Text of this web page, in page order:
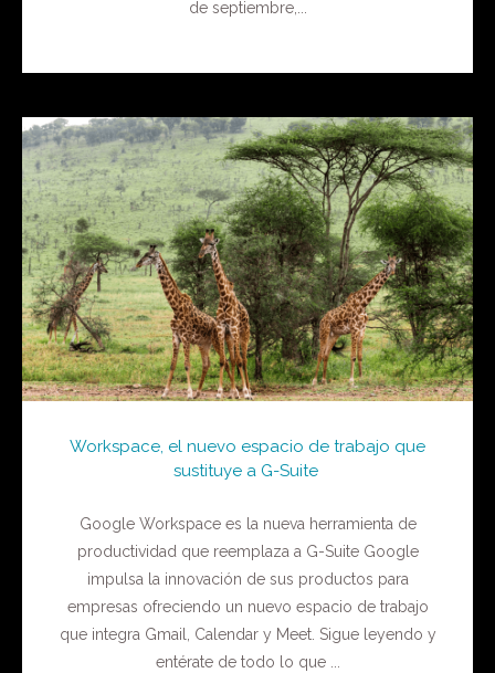
de septiembre,...
Workspace, el nuevo espacio de trabajo que
sustituye a G-Suite
Google Workspace es la nueva herramienta de
productividad que reemplaza a G-Suite Google
impulsa la innovación de sus productos para
empresas ofreciendo un nuevo espacio de trabajo
que integra Gmail, Calendar y Meet. Sigue leyendo y
entérate de todo lo que ...